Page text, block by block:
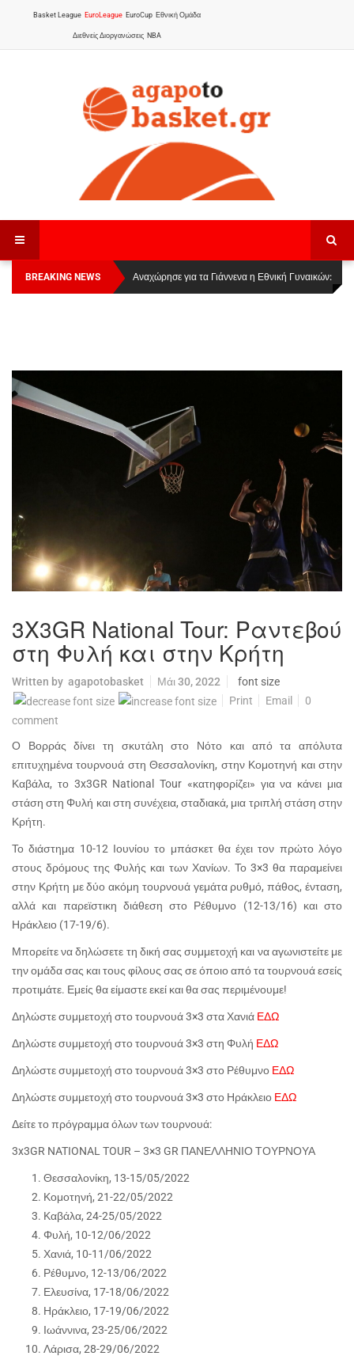
Basket League EuroLeague EuroCup Εθνική Ομάδα
Διεθνείς Διοργανώσεις NBA
BREAKING NEWS
Οι Πάνθηρες Καβάλας στην Women Basketball
League 1
Αναχώρησε για τα Γιάννενα η Εθνική Γυναικών:
3Χ3GR National Tour: Ραντεβού
στη Φυλή και στην Κρήτη
Written by agapotobasket Μάι 30, 2022
font size
Print
Email
0
comment
Ο Βορράς δίνει τη σκυτάλη στο Νότο και από τα απόλυτα
επιτυχημένα τουρνουά στη Θεσσαλονίκη, στην Κομοτηνή και στην
Καβάλα, το 3x3GR National Tour «κατηφορίζει» για να κάνει μια
στάση στη Φυλή και στη συνέχεια, σταδιακά, μια τριπλή στάση στην
Κρήτη.
Το διάστημα 10-12 Ιουνίου το μπάσκετ θα έχει τον πρώτο λόγο
στους δρόμους της Φυλής και των Χανίων. Το 3×3 θα παραμείνει
στην Κρήτη με δύο ακόμη τουρνουά γεμάτα ρυθμό, πάθος, ένταση,
αλλά και παρεϊστικη διάθεση στο Ρέθυμνο (12-13/16) και στο
Ηράκλειο (17-19/6).
Μπορείτε να δηλώσετε τη δική σας συμμετοχή και να αγωνιστείτε με
την ομάδα σας και τους φίλους σας σε όποιο από τα τουρνουά εσείς
προτιμάτε. Εμείς θα είμαστε εκεί και θα σας περιμένουμε!
Δηλώστε συμμετοχή στο τουρνουά 3×3 στα Χανιά ΕΔΩ
Δηλώστε συμμετοχή στο τουρνουά 3×3 στη Φυλή ΕΔΩ
Δηλώστε συμμετοχή στο τουρνουά 3×3 στο Ρέθυμνο ΕΔΩ
Δηλώστε συμμετοχή στο τουρνουά 3×3 στο Ηράκλειο ΕΔΩ
Δείτε το πρόγραμμα όλων των τουρνουά:
3x3GR NATIONAL TOUR – 3×3 GR ΠΑΝΕΛΛΗΝΙΟ ΤΟΥΡΝΟΥΑ
Θεσσαλονίκη, 13-15/05/2022
Κομοτηνή, 21-22/05/2022
Καβάλα, 24-25/05/2022
Φυλή, 10-12/06/2022
Χανιά, 10-11/06/2022
Ρέθυμνο, 12-13/06/2022
Ελευσίνα, 17-18/06/2022
Ηράκλειο, 17-19/06/2022
Ιωάννινα, 23-25/06/2022
Λάρισα, 28-29/06/2022